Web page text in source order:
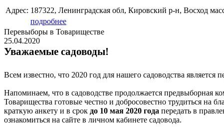
Адрес: 187322, Ленинградская обл, Кировский р-н, Восход
подробнее
Перевыборы в Товариществе
25.04.2020
Уважаемые садоводы!
Всем известно, что 2020 год для нашего садоводства
Напоминаем, что в садоводстве продолжается предвыборная
Товарищества готовые честно и добросовестно трудиться на
краткую анкету и в срок до 10 мая 2020 года передать в
ознакомиться на сайте в личном кабинете садовода.